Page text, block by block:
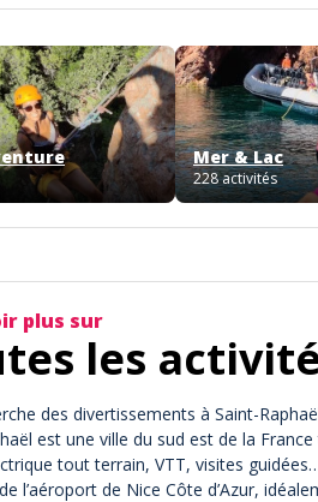
Mer & Lac
228 activités
plus sur
les
des divertissements à Saint-
est une ville du sud est de la
tout terrain, VTT, visites
l’aéroport de Nice Côte d’Azur,